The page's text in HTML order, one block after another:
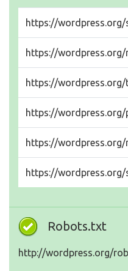
https://wordpress.org/
https://wordpress.org/
https://
https://
https://wordpress.org/
https://
Robots.txt
http://wordpress.org/